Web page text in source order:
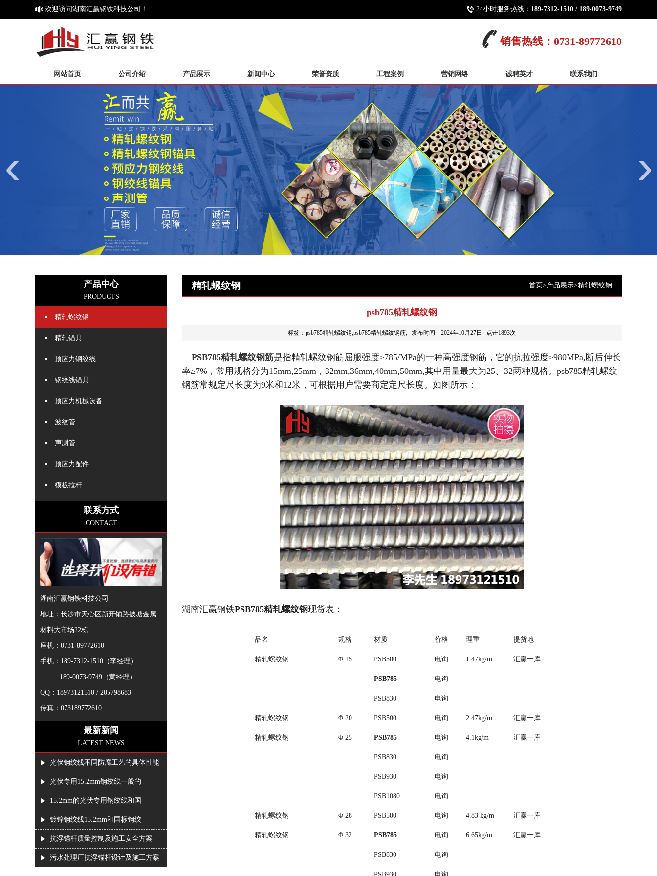
欢迎访问湖南汇赢钢铁科技公司！ 24小时服务热线： 189-7312-1510 / 189-0073-9749
销售热线：0731-89772610
网站首页 公司介绍 产品展示 新闻中心 荣誉资质 工程案例 营销网络 诚聘英才 联系我们
‹ ›
首页>产品展示>精轧螺纹钢
精轧螺纹钢
psb785精轧螺纹钢
标签：psb785精轧螺纹钢,psb785精轧螺纹钢筋, 发布时间：2024年10月27日 点击1893次
PSB785精轧螺纹钢筋是指精轧螺纹钢筋屈服强度≥785/MPa的一种高强度钢筋，它的抗拉强度≥980MPa,断后伸长
率≥7%，常用规格分为15mm,25mm，32mm,36mm,40mm,50mm,其中用量最大为25、32两种规格。psb785精轧螺纹
钢筋常规定尺长度为9米和12米，可根据用户需要商定定尺长度。如图所示：
湖南汇赢钢铁PSB785精轧螺纹钢现货表：
品名 规格 材质 价格 理重 提货地
精轧螺纹钢 Φ 15 PSB500 电询 1.47kg/m 汇赢一库
PSB785 电询
PSB830 电询
精轧螺纹钢 Φ 20 PSB500 电询 2.47kg/m 汇赢一库
精轧螺纹钢 Φ 25 PSB785 电询 4.1kg/m 汇赢一库
PSB830 电询
PSB930 电询
PSB1080 电询
精轧螺纹钢 Φ 28 PSB500 电询 4.83 kg/m 汇赢一库
精轧螺纹钢 Φ 32 PSB785 电询 6.65kg/m 汇赢一库
PSB830 电询
PSB930 电询
产品中心
PRODUCTS
精轧螺纹钢
精轧锚具
预应力钢绞线
钢绞线锚具
预应力机械设备
波纹管
声测管
预应力配件
模板拉杆
联系方式
CONTACT
湖南汇赢钢铁科技公司
地址：长沙市天心区新开铺路披塘金属
材料大市场22栋
座机：0731-89772610
手机：189-7312-1510（李经理）
189-0073-9749（黄经理）
QQ：18973121510 / 205798683
传真：073189772610
最新新闻
LATEST NEWS
光伏钢绞线不同防腐工艺的具体性能
光伏专用15.2mm钢绞线一般的
15.2mm的光伏专用钢绞线和国
镀锌钢绞线15.2mm和国标钢绞
抗浮锚杆质量控制及施工安全方案
污水处理厂抗浮锚杆设计及施工方案